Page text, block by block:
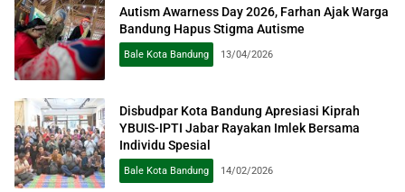
Autism Awarness Day 2026, Farhan Ajak Warga
Bandung Hapus Stigma Autisme
Bale Kota Bandung 13/04/2026
Disbudpar Kota Bandung Apresiasi Kiprah
YBUIS-IPTI Jabar Rayakan Imlek Bersama
Individu Spesial
Bale Kota Bandung 14/02/2026